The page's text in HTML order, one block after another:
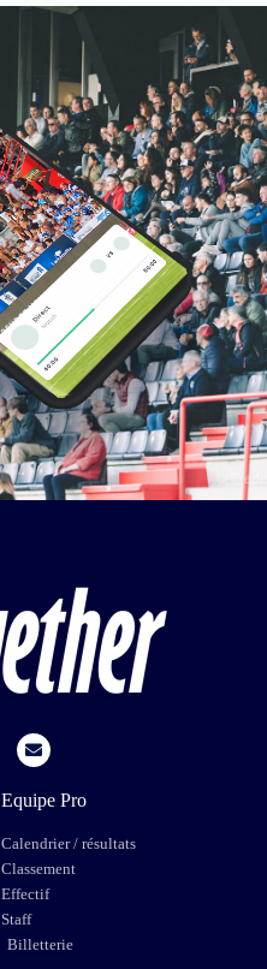
Equipe Pro
Calendrier / résultats
Classement
Effectif
Staff
Billetterie